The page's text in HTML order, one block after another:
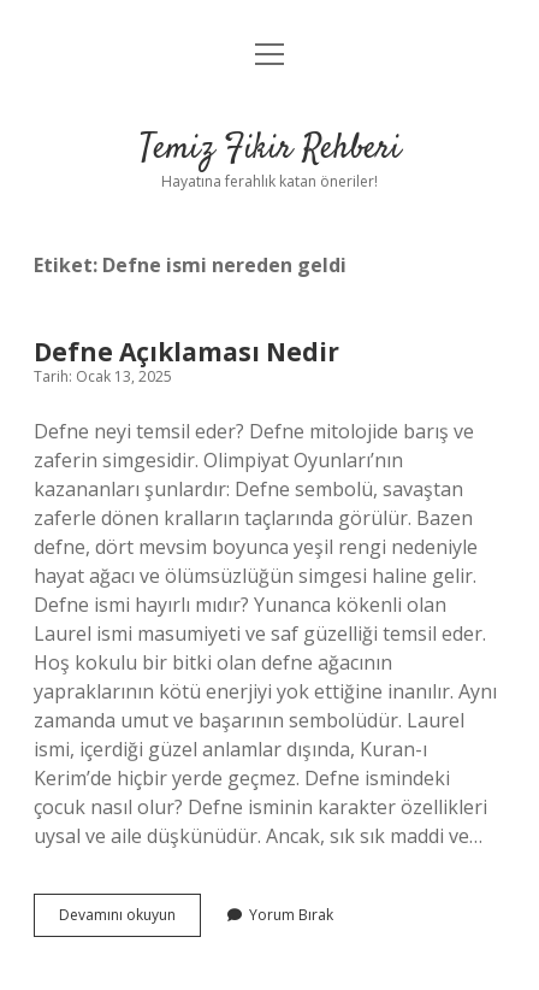
Anasayfa
Yasal Uyarı
menüyü
Temiz Fikir Rehberi
Hayatına ferahlık katan öneriler!
Etiket: Defne ismi nereden geldi
Defne Açıklaması Nedir
Tarih: Ocak 13, 2025
Defne neyi temsil eder? Defne mitolojide barış ve
zaferin simgesidir. Olimpiyat Oyunları’nın
kazananları şunlardır: Defne sembolü, savaştan
zaferle dönen kralların taçlarında görülür. Bazen
defne, dört mevsim boyunca yeşil rengi nedeniyle
hayat ağacı ve ölümsüzlüğün simgesi haline gelir.
Defne ismi hayırlı mıdır? Yunanca kökenli olan
Laurel ismi masumiyeti ve saf güzelliği temsil eder.
Hoş kokulu bir bitki olan defne ağacının
yapraklarının kötü enerjiyi yok ettiğine inanılır. Aynı
zamanda umut ve başarının sembolüdür. Laurel
ismi, içerdiği güzel anlamlar dışında, Kuran-ı
Kerim’de hiçbir yerde geçmez. Defne ismindeki
çocuk nasıl olur? Defne isminin karakter özellikleri
uysal ve aile düşkünüdür. Ancak, sık sık maddi ve…
Devamını okuyun
Açıklaması
Yorum Bırak